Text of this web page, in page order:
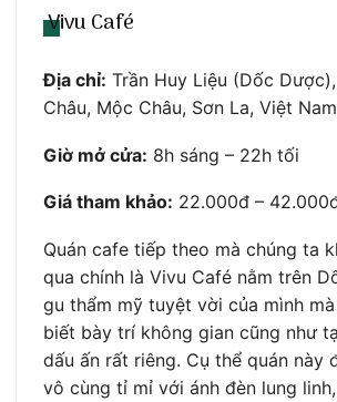
Vivu Café
Địa chỉ: Trần Huy Liệu (Dốc
Châu, Mộc Châu, Sơn La, Việt Nam
Giờ mở cửa: 8h sáng – 22h tối
Giá tham khảo: 22.000đ –
Quán cafe tiếp theo mà chúng ta
qua chính là Vivu Café nằm trên
gu thẩm mỹ tuyệt vời của mình
biết bày trí không gian cũng như
dấu ấn rất riêng. Cụ thể quán này
vô cùng tỉ mỉ với ánh đèn lung